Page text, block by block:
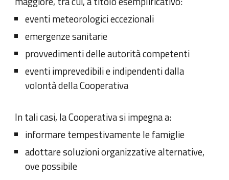
eventi meteorologici eccezionali
emergenze sanitarie
provvedimenti delle autorità competenti
eventi imprevedibili e indipendenti dalla
volontà della Cooperativa
In tali casi, la Cooperativa si impegna a:
informare tempestivamente le famiglie
adottare soluzioni organizzative alternative,
ove possibile